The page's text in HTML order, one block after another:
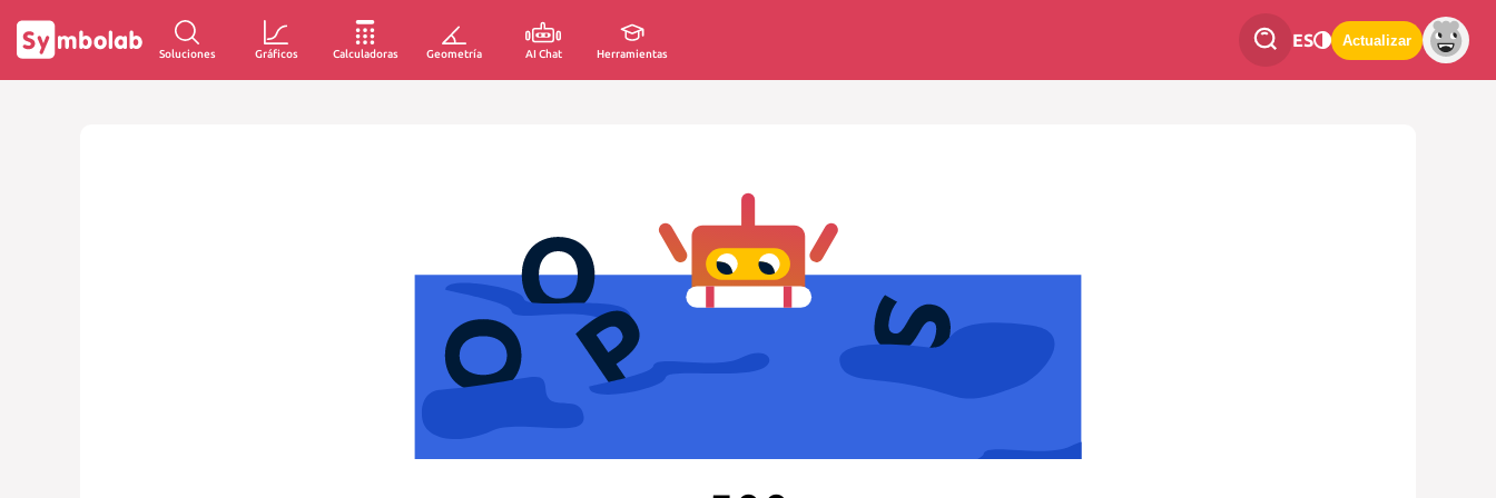
Soluciones Gráficos Calculadoras Geometría AI Chat Herramientas
ES Actualizar